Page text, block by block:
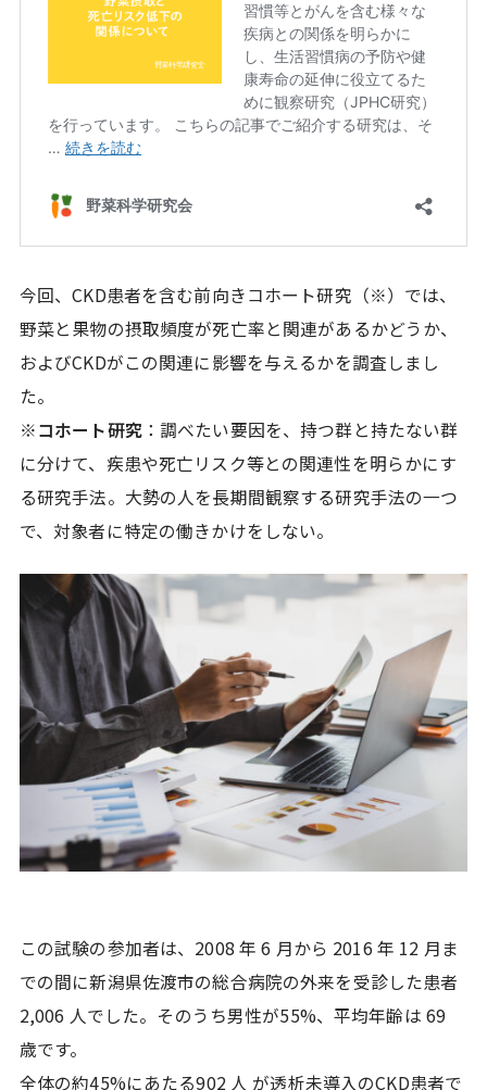
今回、CKD患者を含む前向きコホート研究（※）では、
野菜と果物の摂取頻度が死亡率と関連があるかどうか、
およびCKDがこの関連に影響を与えるかを調査しまし
た。
※コホート研究：調べたい要因を、持つ群と持たない群
に分けて、疾患や死亡リスク等との関連性を明らかにす
る研究手法。大勢の人を長期間観察する研究手法の一つ
で、対象者に特定の働きかけをしない。
この試験の参加者は、2008 年 6 月から 2016 年 12 月ま
での間に新潟県佐渡市の総合病院の外来を受診した患者
2,006 人でした。そのうち男性が55%、平均年齢は 69
歳です。
全体の約45%にあたる902 人 が透析未導入のCKD患者で